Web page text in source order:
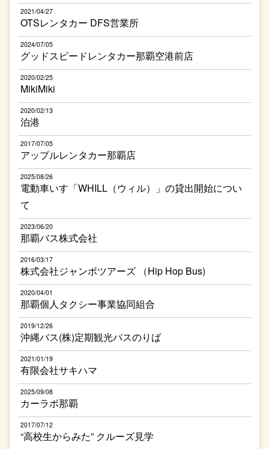
2021/04/27
OTSレンタカー DFS営業所
2024/07/05
グッドスピードレンタカー那覇空港前店
2020/02/25
MikiMiki
2020/02/13
泊港
2017/07/05
アップルレンタカー那覇店
2025/08/26
電動車いす「WHILL（ウィル）」の貸出開始につい
て
2023/06/20
那覇バス株式会社
2016/03/17
株式会社ジャンボツアーズ （Hip Hop Bus)
2020/04/01
那覇個人タクシー事業協同組合
2019/12/26
沖縄バス(株)定期観光バスのりば
2021/01/19
有限会社サキハマ
2025/09/08
カーラボ那覇
2017/07/12
“高校生からみた” クルーズ見学